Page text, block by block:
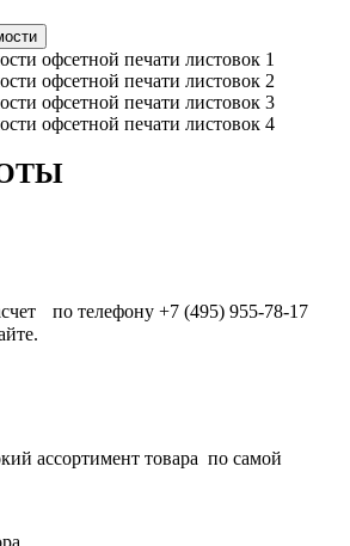
по телефону +7 (495) 955-78-17
ассортимент товара по самой